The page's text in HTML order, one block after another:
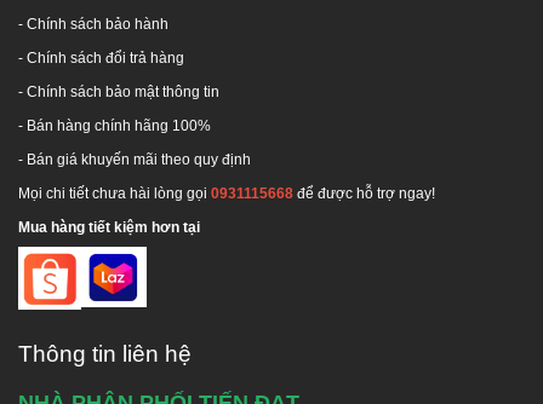
- Chính sách bảo hành
- Chính sách đổi trả hàng
- Chính sách bảo mật thông tin
- Bán hàng chính hãng 100%
- Bán giá khuyến mãi theo quy định
Mọi chi tiết chưa hài lòng gọi 0931115668 để được hỗ trợ ngay!
Mua hàng tiết kiệm hơn tại
Thông tin liên hệ